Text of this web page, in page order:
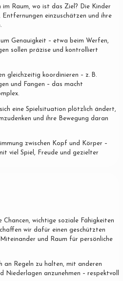
im Raum, wo ist das Ziel? Die Kinder
Entfernungen einzuschätzen und ihre
Genauigkeit – etwa beim Werfen,
sollen präzise und kontrolliert
gleichzeitig koordinieren – z. B.
und Fangen – das macht
eine Spielsituation plötzlich ändert,
und ihre Bewegung daran
zwischen Kopf und Körper –
viel Spiel, Freude und gezielter
wichtige soziale Fähigkeiten
wir dafür einen geschützten
und Raum für persönliche
an Regeln zu halten, mit anderen
Niederlagen anzunehmen – respektvoll